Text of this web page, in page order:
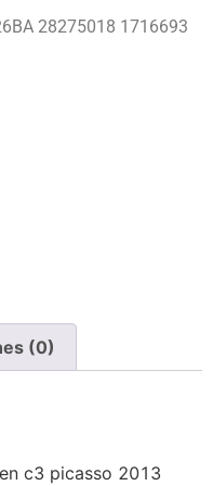
28275018 1716693
(0)
c3 picasso 2013